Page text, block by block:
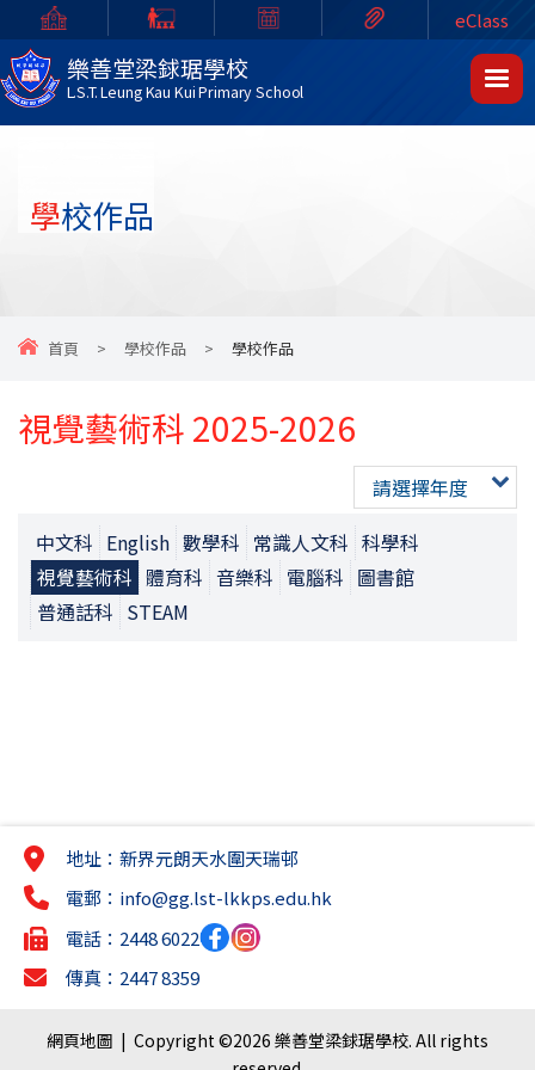
樂善堂梁銶琚學校
L.S.T. Leung Kau Kui Primary School
eClass
學校作品
首頁 > 學校作品 > 學校作品
視覺藝術科 2025-2026
請選擇年度
中文科 English 數學科 常識人文科 科學科
視覺藝術科 體育科 音樂科 電腦科 圖書館
普通話科 STEAM
地址：新界元朗天水圍天瑞邨
電郵： info@gg.lst-lkkps.edu.hk
電話：2448 6022
傳真：2447 8359
網頁地圖 | Copyright ©2026 樂善堂梁銶琚學校. All rights